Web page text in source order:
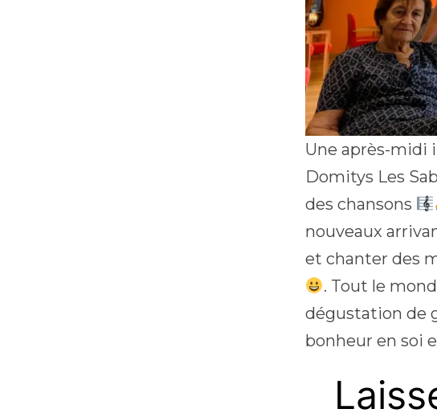
Une après-midi
Domitys Les
des chansons
nouveaux
et chanter des
. Tout le
dégustation de
bonheur en soi